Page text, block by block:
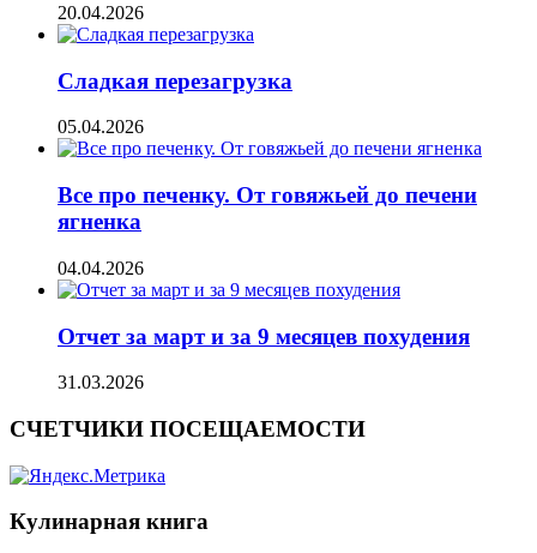
20.04.2026
Сладкая перезагрузка
05.04.2026
Все про печенку. От говяжьей до печени
ягненка
04.04.2026
Отчет за март и за 9 месяцев похудения
31.03.2026
СЧЕТЧИКИ ПОСЕЩАЕМОСТИ
Кулинарная книга